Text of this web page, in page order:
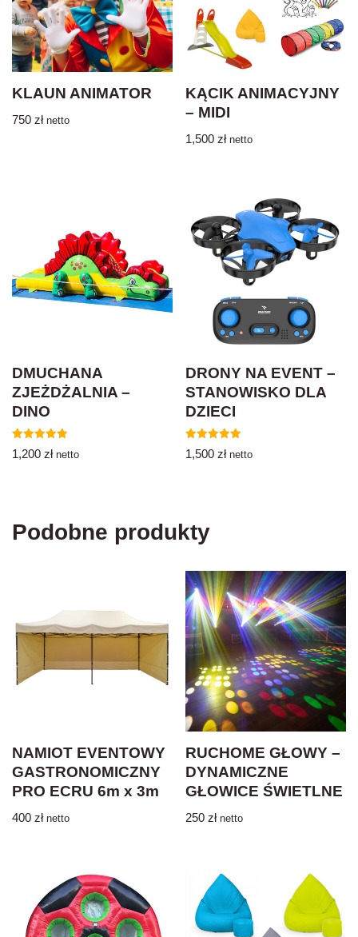
KLAUN ANIMATOR
750 zł netto
KĄCIK ANIMACYJNY
– MIDI
1,500zł netto
DMUCHANA
ZJEŻDŻALNIA –
DINO
Oceniono
5.00
1,200 zł netto
DRONY NA EVENT –
STANOWISKO DLA
DZIECI
Oceniono
5.00
1,500zł netto
Podobne produkty
NAMIOT EVENTOWY
GASTRONOMICZNY
PRO ECRU 6m x 3m
400 zł netto
RUCHOME GŁOWY –
DYNAMICZNE
GŁOWICE ŚWIETLNE
250zł netto